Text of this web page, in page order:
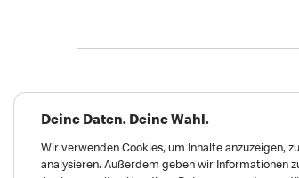
Meldungen zu Menschen- und
Deine Daten. Deine Wahl.
Wir verwenden Cookies, um Inhalte anzuzeigen,
analysieren. Außerdem geben wir Informationen